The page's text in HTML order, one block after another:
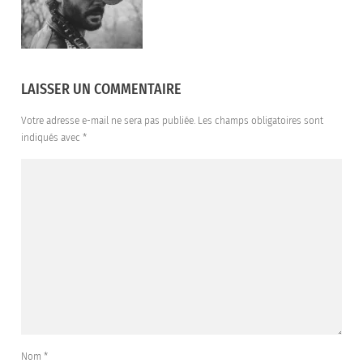
LAISSER UN COMMENTAIRE
Votre adresse e-mail ne sera pas publiée. Les champs obligatoires sont
indiqués avec *
Nom *